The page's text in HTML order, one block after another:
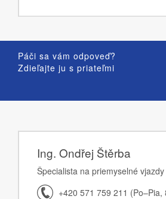
Páči sa vám odpoveď?
Zdieľajte ju s priateľmi
Ing. Ondřej Štěrba
Špecialista na priemyselné vjazdy
+420 571 759 211